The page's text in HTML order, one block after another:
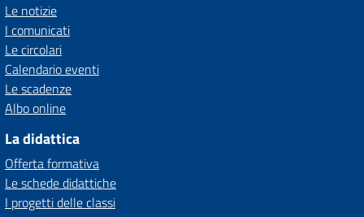
Le notizie
I comunicati
Le circolari
Calendario eventi
Le scadenze
Albo online
La didattica
Offerta formativa
Le schede didattiche
I progetti delle classi